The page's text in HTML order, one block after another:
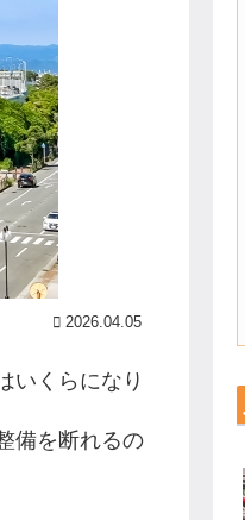
2026.04.05
いくらになり
備を断れるの